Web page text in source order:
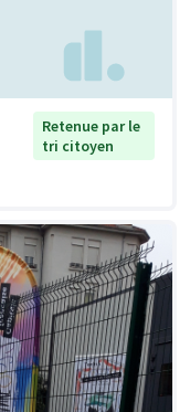
Retenue par le
tri citoyen